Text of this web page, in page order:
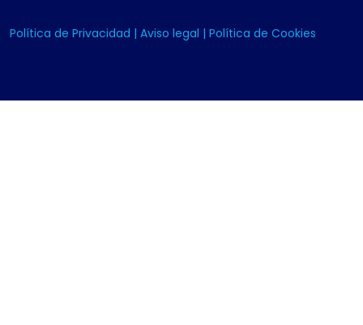
Política de Privacidad | Aviso legal | Política de Cookies